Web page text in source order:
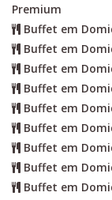
Premium
Buffet em
Buffet em
Buffet em
Buffet em
Buffet em
Buffet em
Buffet em
Buffet em
Buffet em